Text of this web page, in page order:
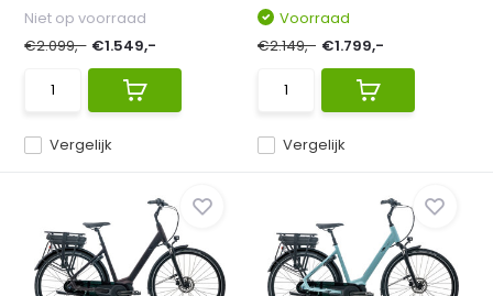
Vergelijk
Niet op voorraad
€2.099,- €1.549,-
Vergelijk
Voorraad
€2.149,- €1.799,-